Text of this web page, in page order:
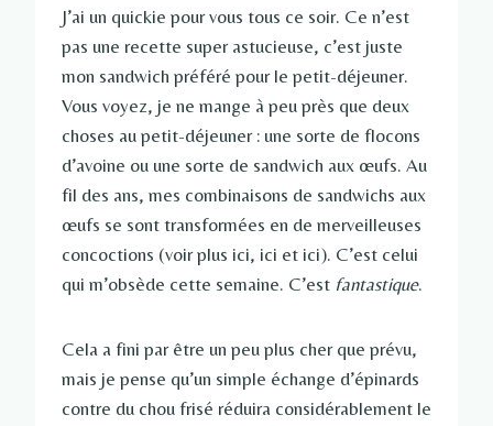
J’ai un quickie pour vous tous ce soir. Ce n’est
pas une recette super astucieuse, c’est juste
mon sandwich préféré pour le petit-déjeuner.
Vous voyez, je ne mange à peu près que deux
choses au petit-déjeuner : une sorte de flocons
d’avoine ou une sorte de sandwich aux œufs. Au
fil des ans, mes combinaisons de sandwichs aux
œufs se sont transformées en de merveilleuses
concoctions (voir plus ici, ici et ici). C’est celui
qui m’obsède cette semaine. C’est fantastique.
Cela a fini par être un peu plus cher que prévu,
mais je pense qu’un simple échange d’épinards
contre du chou frisé réduira considérablement le